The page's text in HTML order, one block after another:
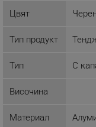
Цвят
Тип продукт
Тип С
Височина
Материал
акаунта.